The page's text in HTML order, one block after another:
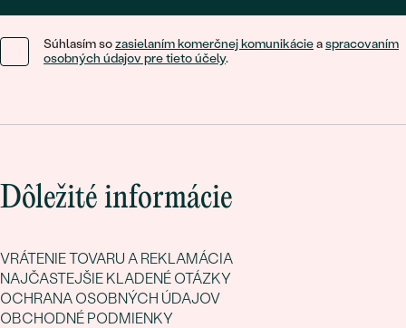
Súhlasím sozasielaním komerčnej komunikácieaspracovaním
osobných údajov pre tieto účely.
Dôležité informácie
VRÁTENIE TOVARU A REKLAMÁCIA
NAJČASTEJŠIE KLADENÉ OTÁZKY
OCHRANA OSOBNÝCH ÚDAJOV
OBCHODNÉ PODMIENKY